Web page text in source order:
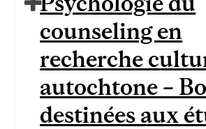
counseling en
recherche
autochtone –
destinées aux